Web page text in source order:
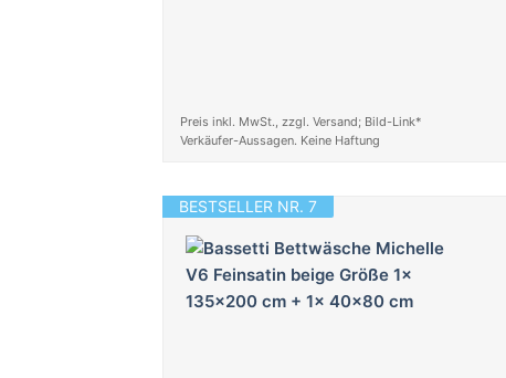
Preis inkl. MwSt., zzgl. Versand; Bild-Link*
Verkäufer-Aussagen. Keine Haftung
BESTSELLER NR. 7